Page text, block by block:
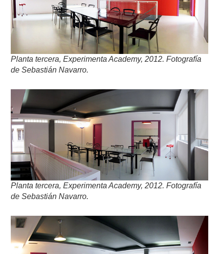
Planta tercera, Experimenta Academy, 2012. Fotografía
de Sebastián Navarro.
Planta tercera, Experimenta Academy, 2012. Fotografía
de Sebastián Navarro.